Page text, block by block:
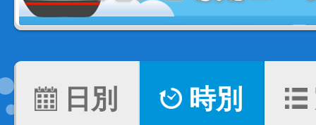
日別 時別